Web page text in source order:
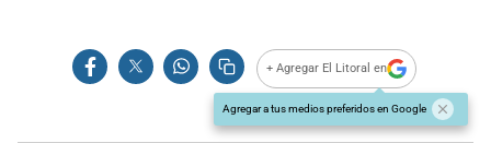
+ Agregar El Litoral en
Agregar a tus medios preferidos en Google